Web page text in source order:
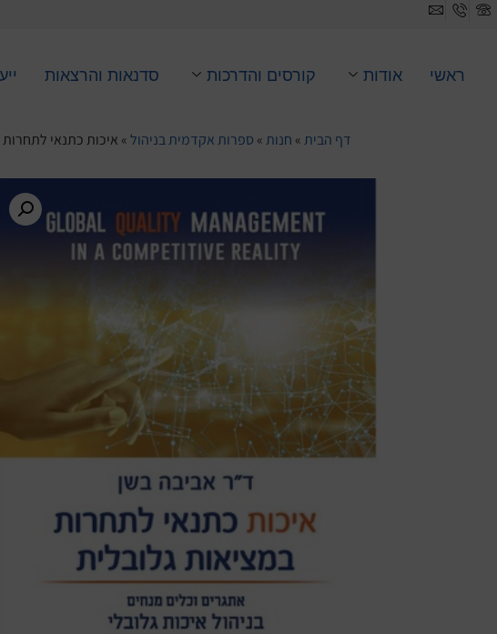
ראשי אודות קורסים והדרכות סדנאות והרצאות
דף הבית» חנות» ספרות אקדמית בניהול» איכות כתנאי